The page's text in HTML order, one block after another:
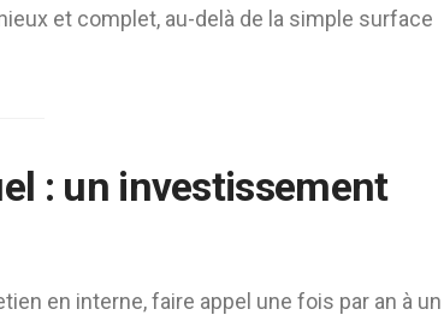
et complet, au-delà de la simple surface
: un investissement
en interne, faire appel une fois par an à un